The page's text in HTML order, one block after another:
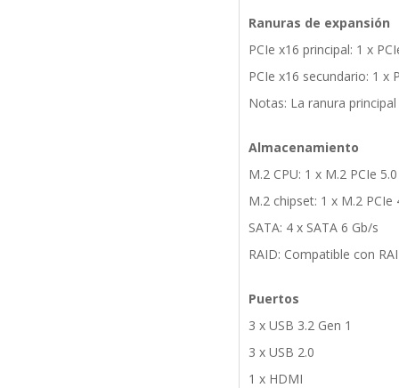
Ranuras de expansión
PCIe x16 principal: 1 x
PCIe x16 secundario: 1 x
Notas: La ranura
Almacenamiento
M.2 CPU: 1 x M.2 PCIe
M.2 chipset: 1 x M.2
SATA: 4 x SATA 6 Gb/s
RAID: Compatible con
Puertos
3 x USB 3.2 Gen 1
3 x USB 2.0
1 x HDMI